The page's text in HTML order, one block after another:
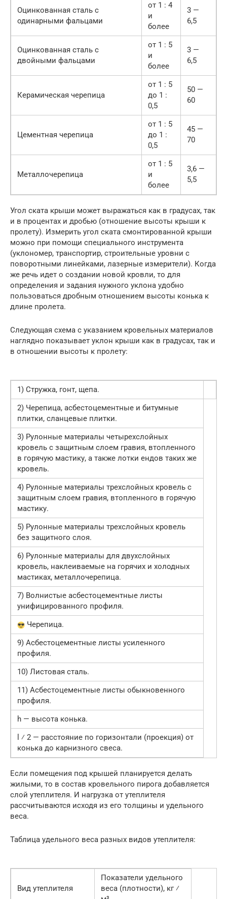
Оцинкованная сталь с
одинарными фальцами
от 1 : 4
и
более
3 —
6,5
Оцинкованная сталь с
двойными фальцами
от 1 : 5
и
более
3 —
6,5
Керамическая черепица
от 1 : 5
до 1 :
0,5
50 —
60
Цементная черепица
от 1 : 5
до 1 :
0,5
45 —
70
Металлочерепица
от 1 : 5
и
более
3,6 —
5,5
Угол ската крыши может выражаться как в градусах, так
и в процентах и дробью (отношение высоты крыши к
пролету). Измерить угол ската смонтированной крыши
можно при помощи специального инструмента
(уклономер, транспортир, строительные уровни с
поворотными линейками, лазерные измерители). Когда
же речь идет о создании новой кровли, то для
определения и задания нужного уклона удобно
пользоваться дробным отношением высоты конька к
длине пролета.
Следующая схема с указанием кровельных материалов
наглядно показывает уклон крыши как в градусах, так и
в отношении высоты к пролету:
1) Стружка, гонт, щепа.
2) Черепица, асбестоцементные и битумные
плитки, сланцевые плитки.
3) Рулонные материалы четырехслойных
кровель с защитным слоем гравия, втопленного
в горячую мастику, а также лотки ендов таких же
кровель.
4) Рулонные материалы трехслойных кровель с
защитным слоем гравия, втопленного в горячую
мастику.
5) Рулонные материалы трехслойных кровель
без защитного слоя.
6) Рулонные материалы для двухслойных
кровель, наклеиваемые на горячих и холодных
мастиках, металлочерепица.
7) Волнистые асбестоцементные листы
унифицированного профиля.
Черепица.
9) Асбестоцементные листы усиленного
профиля.
10) Листовая сталь.
11) Асбестоцементные листы обыкновенного
профиля.
h — высота конька.
l ⁄ 2 — расстояние по горизонтали (проекция) от
конька до карнизного свеса.
Если помещения под крышей планируется делать
жилыми, то в состав кровельного пирога добавляется
слой утеплителя. И нагрузка от утеплителя
рассчитываются исходя из его толщины и удельного
веса.
Таблица удельного веса разных видов утеплителя:
Вид утеплителя
Показатели удельного
веса (плотности), кг ⁄